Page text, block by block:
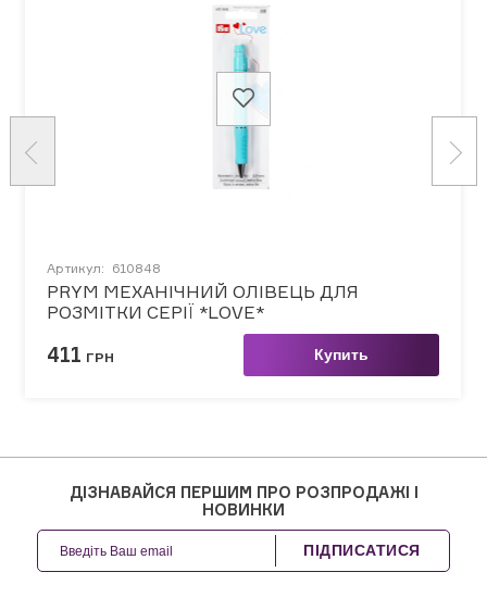
Артикул: 610848
PRYM МЕХАНІЧНИЙ ОЛІВЕЦЬ ДЛЯ
РОЗМІТКИ СЕРІЇ *LOVE*
411 ГРН Купить
ДІЗНАВАЙСЯ ПЕРШИМ ПРО РОЗПРОДАЖІ І
НОВИНКИ
ПІДПИСАТИСЯ